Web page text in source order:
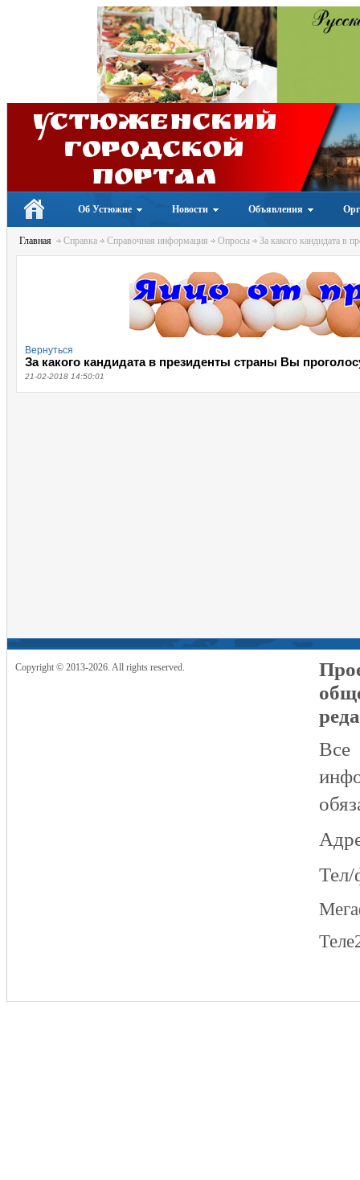
Устюженский
Городской
портал
Об Устюжне Новости Объявления
Главная Справка Справочная информация Опросы За какого кандидата в
Вернуться
За какого кандидата в президенты страны Вы
21-02-2018 14:50:01
Copyright © 2013-2026. All rights reserved.